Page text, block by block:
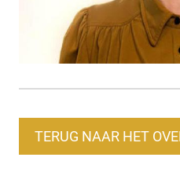
TERUG NAAR HET